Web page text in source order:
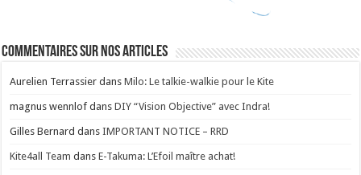
Commentaires sur nos articles
Aurelien Terrassier dansMilo: Le talkie-walkie pour le Kite
magnus wennlof dansDIY “Vision Objective” avec Indra!
Gilles Bernard dansIMPORTANT NOTICE – RRD
Kite4all Team dansE-Takuma: L’Efoil maître achat!